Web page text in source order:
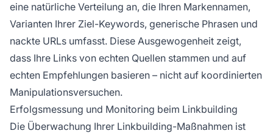
eine natürliche Verteilung an, die Ihren Markennamen,
Varianten Ihrer Ziel-Keywords, generische Phrasen und
nackte URLs umfasst. Diese Ausgewogenheit zeigt,
dass Ihre Links von echten Quellen stammen und auf
echten Empfehlungen basieren – nicht auf koordinierten
Manipulationsversuchen.
Erfolgsmessung und Monitoring beim Linkbuilding
Die Überwachung Ihrer Linkbuilding-Maßnahmen ist